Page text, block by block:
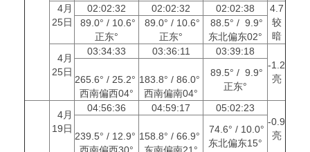
4月
25日
02:02:32 02:02:32 02:02:38
4.7
较
暗
89.0° / 10.6°
正东°
89.0° / 10.6°
正东°
88.5° / 9.9°
东北偏东02°
4月
25日
03:34:33 03:36:11
03:39:18
-1.2
亮
265.6° / 25.2°
西南偏西04°
183.8° / 86.0°
西南偏南04°
89.5° / 9.9°
正东°
4月
19日
04:56:36 04:59:17
05:02:23
-0.9
亮
239.5° / 12.9°
西南偏西30°
158.8° / 66.9°
东南偏南21°
74.6° / 10.0°
东北偏东15°